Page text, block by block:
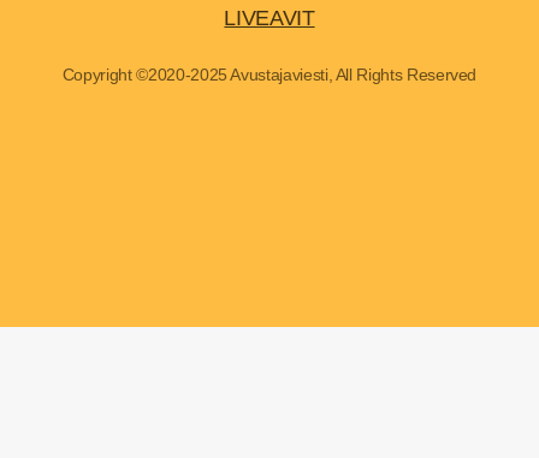
LIVEAVIT
Copyright ©2020-2025 Avustajaviesti, All Rights Reserved